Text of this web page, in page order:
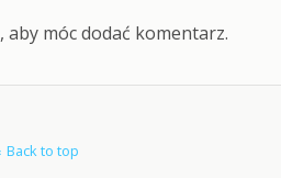
, aby móc dodać komentarz.
Back to top